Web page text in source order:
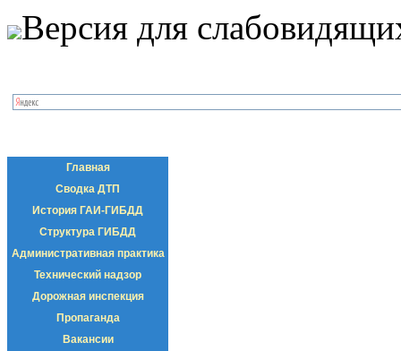
Версия для
Главная
Сводка ДТП
История ГАИ-ГИБДД
Структура ГИБДД
Административная практика
Технический надзор
Дорожная инспекция
Пропаганда
Вакансии